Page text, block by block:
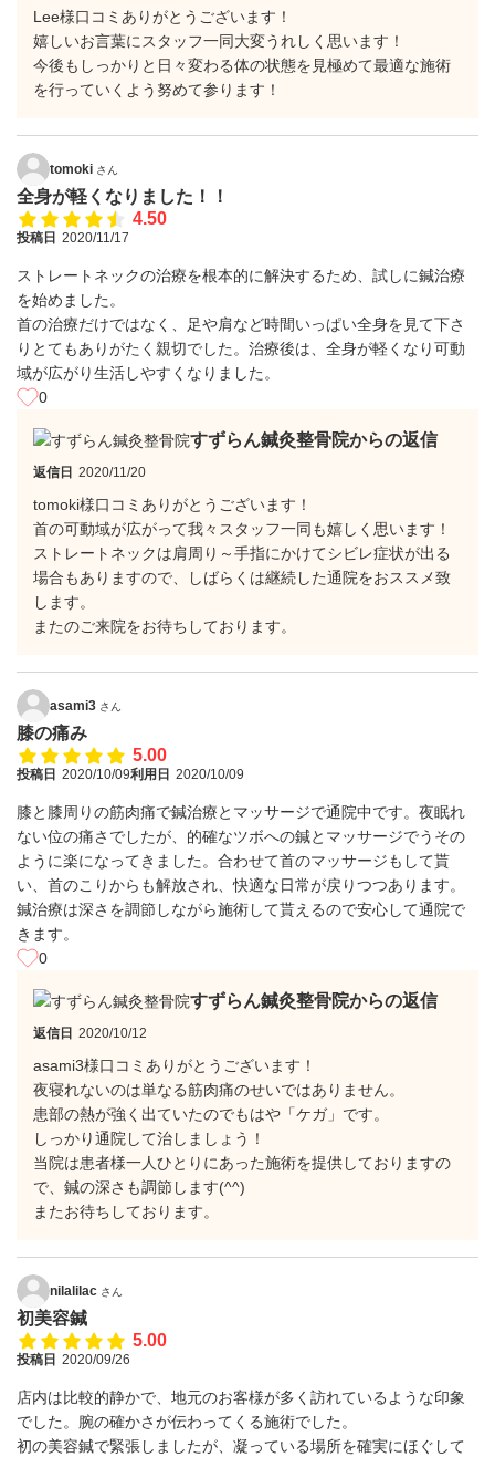
Lee様口コミありがとうございます！
嬉しいお言葉にスタッフ一同大変うれしく思います！
今後もしっかりと日々変わる体の状態を見極めて最適な施術
を行っていくよう努めて参ります！
tomoki さん
全身が軽くなりました！！
4.50
投稿日 2020/11/17
ストレートネックの治療を根本的に解決するため、試しに鍼治療
を始めました。
首の治療だけではなく、足や肩など時間いっぱい全身を見て下さ
りとてもありがたく親切でした。治療後は、全身が軽くなり可動
域が広がり生活しやすくなりました。
0
すずらん鍼灸整骨院からの返信
返信日 2020/11/20
tomoki様口コミありがとうございます！
首の可動域が広がって我々スタッフ一同も嬉しく思います！
ストレートネックは肩周り～手指にかけてシビレ症状が出る
場合もありますので、しばらくは継続した通院をおススメ致
します。
またのご来院をお待ちしております。
asami3 さん
膝の痛み
5.00
投稿日 2020/10/09利用日 2020/10/09
膝と膝周りの筋肉痛で鍼治療とマッサージで通院中です。夜眠れ
ない位の痛さでしたが、的確なツボへの鍼とマッサージでうその
ように楽になってきました。合わせて首のマッサージもして貰
い、首のこりからも解放され、快適な日常が戻りつつあります。
鍼治療は深さを調節しながら施術して貰えるので安心して通院で
きます。
0
すずらん鍼灸整骨院からの返信
返信日 2020/10/12
asami3様口コミありがとうございます！
夜寝れないのは単なる筋肉痛のせいではありません。
患部の熱が強く出ていたのでもはや「ケガ」です。
しっかり通院して治しましょう！
当院は患者様一人ひとりにあった施術を提供しておりますの
で、鍼の深さも調節します(^^)
またお待ちしております。
nilalilac さん
初美容鍼
5.00
投稿日 2020/09/26
店内は比較的静かで、地元のお客様が多く訪れているような印象
でした。腕の確かさが伝わってくる施術でした。
初の美容鍼で緊張しましたが、凝っている場所を確実にほぐして